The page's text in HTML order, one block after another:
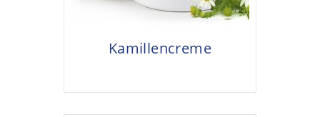
Kamillencreme